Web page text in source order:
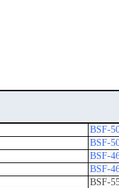
BSF-
BSF-
BSF-
BSF-
BSF-